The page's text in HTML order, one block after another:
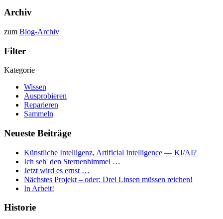
Archiv
zum Blog-Archiv
Filter
Kategorie
Wissen
Ausprobieren
Reparieren
Sammeln
Neueste Beiträge
Künstliche Intelligenz, Artificial Intelligence — KI/AI?
Ich seh' den Sternenhimmel …
Jetzt wird es ernst …
Nächstes Projekt – oder: Drei Linsen müssen reichen!
In Arbeit!
Historie